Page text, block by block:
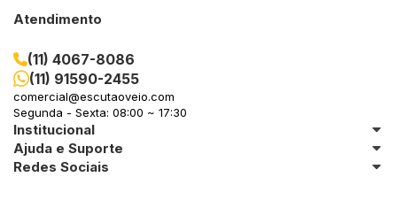
Atendimento
(11) 4067-8086
(11) 91590-2455
comercial@escutaoveio.com
Segunda - Sexta: 08:00 ~ 17:30
Institucional
Ajuda e Suporte
Redes Sociais